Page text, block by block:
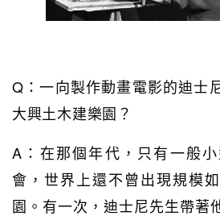
Q：一向製作動畫電影的迪士
大興土木建樂園？
A：在那個年代，只有一般
會，世界上還不曾出現規模
園。有一次，迪士尼先生帶著